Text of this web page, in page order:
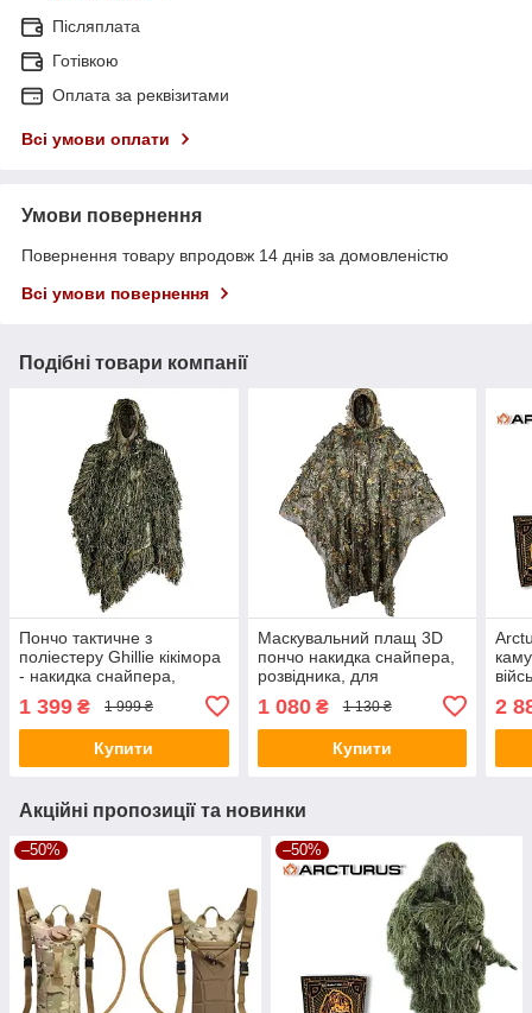
Післяплата
Готівкою
Оплата за реквізитами
Всі умови оплати
Умови повернення
Повернення товару впродовж 14 днів за домовленістю
Всі умови повернення
Подібні товари компанії
Пончо тактичне з
поліестеру Ghillie кікімора
- накидка снайпера,
полювання, зелений
костюм
1 399 ₴ 1 999 ₴
Купити
Маскувальний плащ 3D
пончо накидка снайпера,
розвідника, для
полювання, снайперський
костюм, кікімора,
маскхалат
1 080₴ 1 130 ₴
Купити
2
Акційні пропозиції та новинки
–50% –50%